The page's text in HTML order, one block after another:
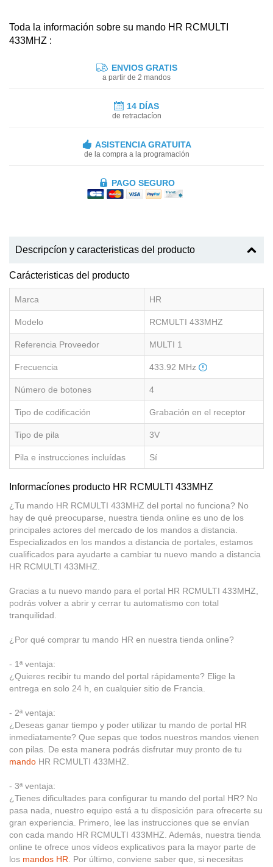
Toda la información sobre su mando HR RCMULTI
433MHZ :
ENVIOS GRATIS
a partir de 2 mandos
14 DÍAS
de retractacíon
ASISTENCIA GRATUITA
de la compra a la programación
PAGO SEGURO
Descripcíon y caracteristicas del producto
Carácteristicas del producto
Marca HR
Modelo RCMULTI 433MHZ
Referencia Proveedor MULTI 1
Frecuencia 433.92 MHz
Número de botones 4
Tipo de codificación Grabación en el receptor
Tipo de pila 3V
Pila e instrucciones incluídas Sí
Informacíones producto HR RCMULTI 433MHZ
¿Tu mando HR RCMULTI 433MHZ del portal no funciona? No
hay de qué preocuparse, nuestra tienda online es uno de los
principales actores del mercado de los mandos a distancia.
Especializados en los mandos a distancia de portales, estamos
cualificados para ayudarte a cambiar tu nuevo mando a distancia
HR RCMULTI 433MHZ.
Gracias a tu nuevo mando para el portal HR RCMULTI 433MHZ,
podrás volver a abrir y cerrar tu automatismo con total
tranquilidad.
¿Por qué comprar tu mando HR en nuestra tienda online?
- 1ª ventaja:
¿Quieres recibir tu mando del portal rápidamente? Elige la
entrega en solo 24 h, en cualquier sitio de Francia.
- 2ª ventaja:
¿Deseas ganar tiempo y poder utilizar tu mando de portal HR
inmediatamente? Que sepas que todos nuestros mandos vienen
con pilas. De esta manera podrás disfrutar muy pronto de tu
mando HR RCMULTI 433MHZ.
- 3ª ventaja:
¿Tienes dificultades para configurar tu mando del portal HR? No
pasa nada, nuestro equipo está a tu disposición para ofrecerte su
gran experiencia. Primero, lee las instrucciones que se envían
con cada mando HR RCMULTI 433MHZ. Además, nuestra tienda
online te ofrece unos vídeos explicativos para la mayor parte de
los mandos HR . Por último, conviene saber que, si necesitas